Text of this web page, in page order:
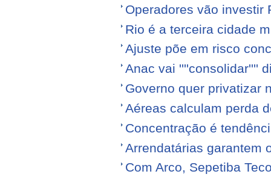
Operadores vão investir
Rio é a terceira cidade
Ajuste põe em risco
Anac vai ''''consolidar''''
Governo quer privatizar
Aéreas calculam perda
Concentração é
Arrendatárias garantem
Com Arco, Sepetiba